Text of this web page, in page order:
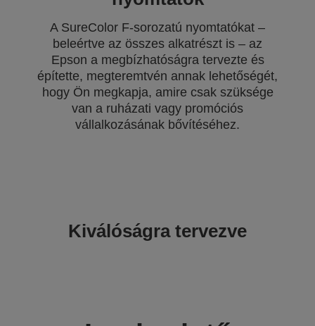
A SureColor F-sorozatú nyomtatókat –
beleértve az összes alkatrészt is – az
Epson a megbízhatóságra tervezte és
építette, megteremtvén annak lehetőségét,
hogy Ön megkapja, amire csak szüksége
van a ruházati vagy promóciós
vállalkozásának bővítéséhez.
Kiválóságra tervezve